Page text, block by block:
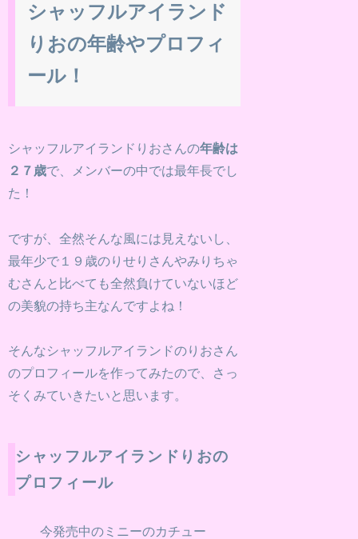
シャッフルアイランド
りおの年齢やプロフィ
ール！
シャッフルアイランドりおさんの年齢は
２７歳で、メンバーの中では最年長でし
た！
ですが、全然そんな風には見えないし、
最年少で１９歳のりせりさんやみりちゃ
むさんと比べても全然負けていないほど
の美貌の持ち主なんですよね！
そんなシャッフルアイランドのりおさん
のプロフィールを作ってみたので、さっ
そくみていきたいと思います。
シャッフルアイランドりおの
プロフィール
今発売中のミニーのカチュー